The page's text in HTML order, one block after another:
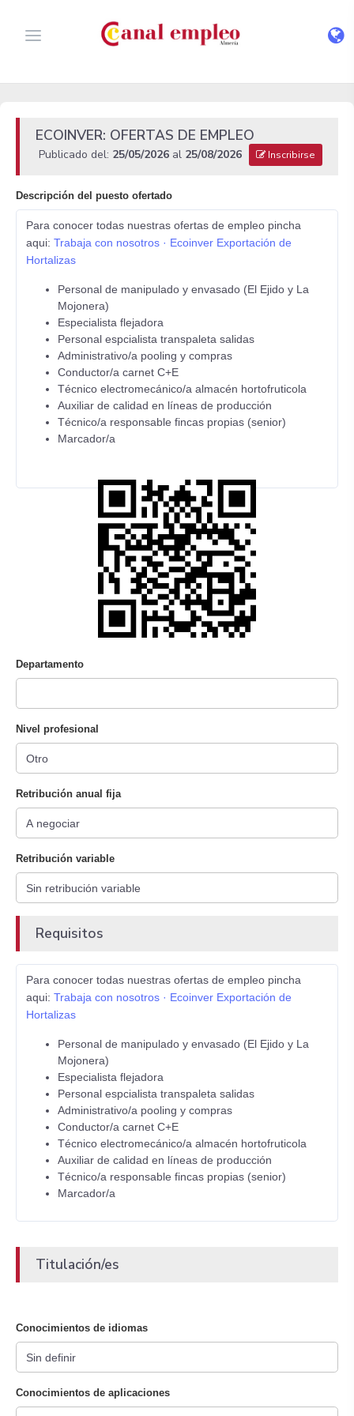
ECOINVER: OFERTAS DE EMPLEO
Publicado del: 25/05/2026 al 25/08/2026 Inscribirse
Descripción del puesto ofertado
Para conocer todas nuestras ofertas de empleo pincha
aqui: Trabaja con nosotros · Ecoinver Exportación de
Hortalizas
Personal de manipulado y envasado (El Ejido y La
Mojonera)
Especialista flejadora
Personal espcialista transpaleta salidas
Administrativo/a pooling y compras
Conductor/a carnet C+E
Técnico electromecánico/a almacén hortofruticola
Auxiliar de calidad en líneas de producción
Técnico/a responsable fincas propias (senior)
Marcador/a
Departamento
Nivel profesional
Retribución anual fija
Retribución variable
Requisitos
Para conocer todas nuestras ofertas de empleo pincha
aqui: Trabaja con nosotros · Ecoinver Exportación de
Hortalizas
Personal de manipulado y envasado (El Ejido y La
Mojonera)
Especialista flejadora
Personal espcialista transpaleta salidas
Administrativo/a pooling y compras
Conductor/a carnet C+E
Técnico electromecánico/a almacén hortofruticola
Auxiliar de calidad en líneas de producción
Técnico/a responsable fincas propias (senior)
Marcador/a
Titulación/es
Conocimientos de idiomas
Conocimientos de aplicaciones